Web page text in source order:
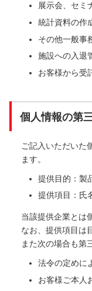
展示会、セミ
統計資料の作
その他一般事
施設への入退
お客様から受
個人情報の第
ご記入いただいた
ます。
提供目的：製
提供項目：氏
当該提供企業とは
なお、提供項目は
また次の場合も第
法令の定めに
お客様ご本人